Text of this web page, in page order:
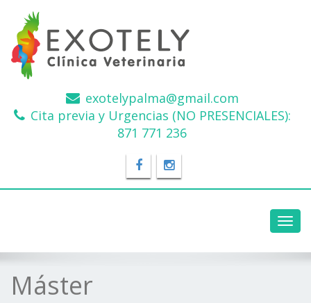
exotelypalma@gmail.com
Cita previa y Urgencias (NO PRESENCIALES):
871 771 236
Máster